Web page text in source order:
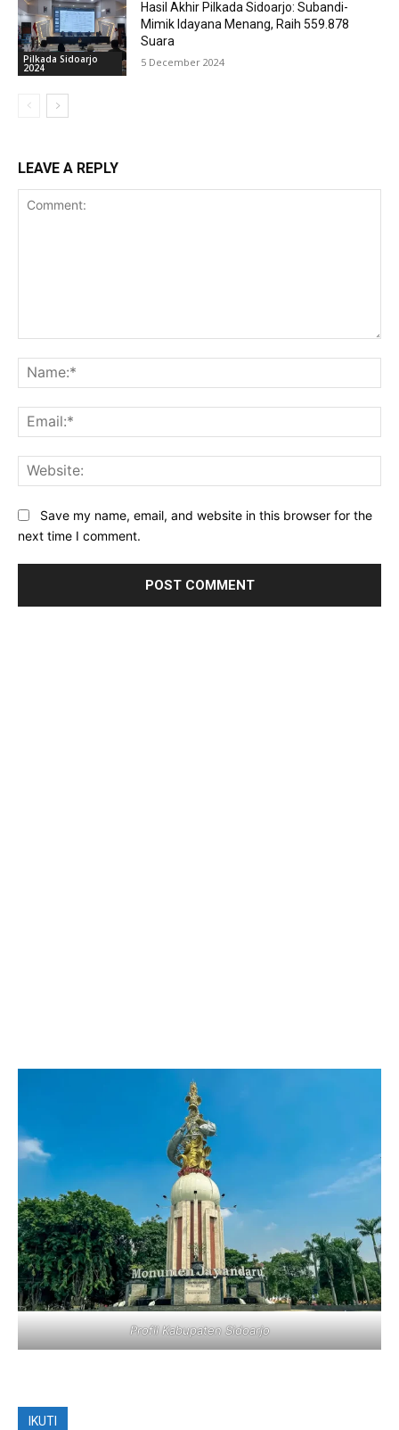
Pilkada Sidoarjo
2024
Hasil Akhir Pilkada Sidoarjo: Subandi-
Mimik Idayana Menang, Raih 559.878
Suara
5 December 2024
LEAVE A REPLY
Save my name, email, and website in this browser for the
next time I comment.
Profil Kabupaten Sidoarjo
IKUTI